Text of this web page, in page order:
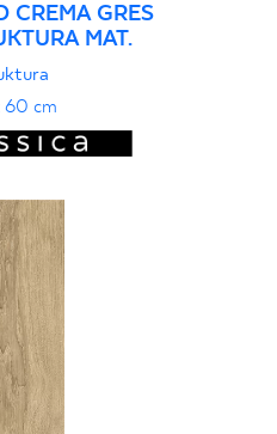
CREMA GRES
MAT.
cm